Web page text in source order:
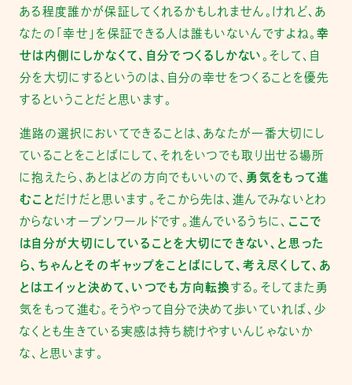
ある程度誰かが保証してくれるかもしれません。けれど、あ
なたの「幸せ」を保証できる人は誰もいないんですよね。幸
せは内側にしかなくて、自分でつくるしかない。そして、自
分を大切にするというのは、自分の幸せをつくることを優先
するということだと思います。
進路の選択においてできることは、あなたが一番大切にし
ていることをことばにして、それをいつでも取り出せる場所
に抱えたら、あとはどの方向でもいいので、勇気をもって進
むことだけだと思います。そこから先は、進んでみないとわ
からないオープンワールドです。進んでいるうちに、 ここで
は自分が大切にしていることを大切にできない、と思った
ら、ちゃんとそのギャップをことばにして、考え尽くして、あ
とはエイッと決めて、いつでも方向転換する。そしてまた勇
気をもって進む。そうやって自分で決めて歩いていれば、少
なくとも生きている実感は持ち続けやすいんじゃないか
な、と思います。